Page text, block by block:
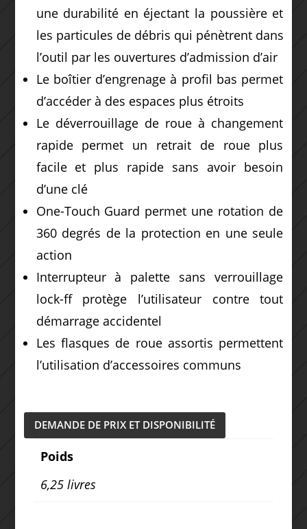
une durabilité en éjectant la poussière et
les particules de débris qui pénètrent dans
l’outil par les ouvertures d’admission d’air
Le boîtier d’engrenage à profil bas permet
d’accéder à des espaces plus étroits
Le déverrouillage de roue à changement
rapide permet un retrait de roue plus
facile et plus rapide sans avoir besoin
d’une clé
One-Touch Guard permet une rotation de
360 ​​degrés de la protection en une seule
action
Interrupteur à palette sans verrouillage
lock-ff protège l’utilisateur contre tout
démarrage accidentel
Les flasques de roue assortis permettent
l’utilisation d’accessoires communs
DEMANDE DE PRIX ET DISPONIBILITÉ
Poids
6,25 livres